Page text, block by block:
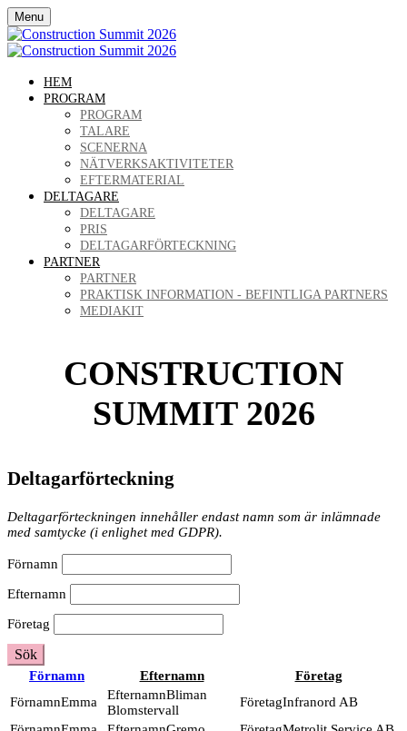
Menu
HEM
PROGRAM
PROGRAM
TALARE
SCENERNA
NÄTVERKSAKTIVITETER
EFTERMATERIAL
DELTAGARE
DELTAGARE
PRIS
DELTAGARFÖRTECKNING
PARTNER
PARTNER
PRAKTISK INFORMATION - BEFINTLIGA PARTNERS
MEDIAKIT
CONSTRUCTION
SUMMIT 2026
Deltagarförteckning
Deltagarförteckningen innehåller endast namn som är inlämnade
med samtycke (i enlighet med GDPR).
Förnamn
Efternamn
Företag
Sök
Förnamn Efternamn
Företag
Emma
Bliman
Blomstervall
Infranord AB